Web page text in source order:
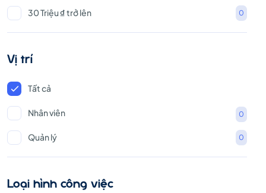
30 Triệu ₫ trở lên 0
Vị trí
Tất cả
Nhân viên 0
Quản lý 0
Loại hình công việc